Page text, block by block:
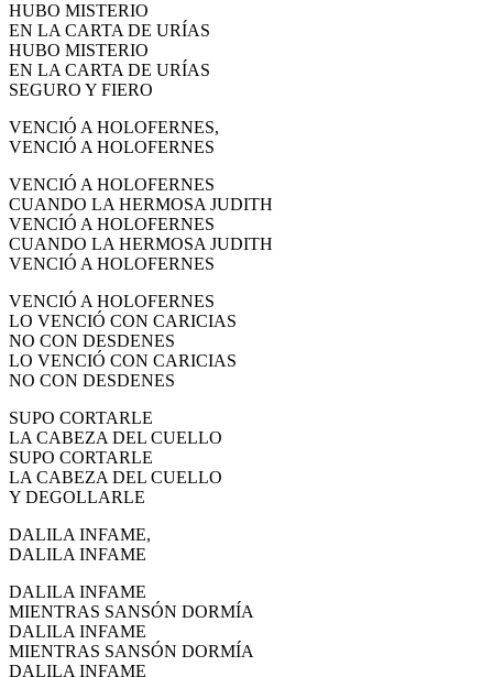
HUBO MISTERIO
EN LA CARTA DE URÍAS
HUBO MISTERIO
EN LA CARTA DE URÍAS
SEGURO Y FIERO
VENCIÓ A HOLOFERNES,
VENCIÓ A HOLOFERNES
VENCIÓ A HOLOFERNES
CUANDO LA HERMOSA JUDITH
VENCIÓ A HOLOFERNES
CUANDO LA HERMOSA JUDITH
VENCIÓ A HOLOFERNES
VENCIÓ A HOLOFERNES
LO VENCIÓ CON CARICIAS
NO CON DESDENES
LO VENCIÓ CON CARICIAS
NO CON DESDENES
SUPO CORTARLE
LA CABEZA DEL CUELLO
SUPO CORTARLE
LA CABEZA DEL CUELLO
Y DEGOLLARLE
DALILA INFAME,
DALILA INFAME
DALILA INFAME
MIENTRAS SANSÓN DORMÍA
DALILA INFAME
MIENTRAS SANSÓN DORMÍA
DALILA INFAME